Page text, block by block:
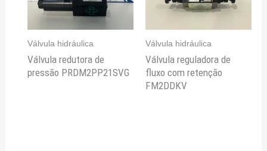
Válvula hidráulica
Válvula redutora de
pressão PRDM2PP21SVG
Válvula hidráulica
Válvula reguladora de
fluxo com retenção
FM2DDKV